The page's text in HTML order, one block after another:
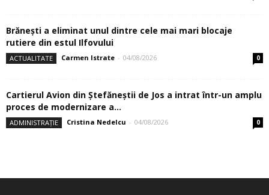
Brănești a eliminat unul dintre cele mai mari blocaje
rutiere din estul Ilfovului
ACTUALITATE Carmen Istrate - 04/08/2026 0
Cartierul Avion din Ştefăneştii de Jos a intrat într-un amplu
proces de modernizare a...
ADMINISTRAȚIE Cristina Nedelcu - 04/08/2026 0